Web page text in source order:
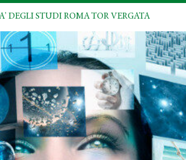
DEGLI STUDI ROMA TOR VERGATA